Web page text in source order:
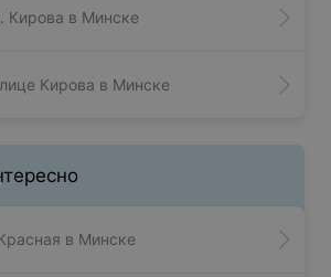
Кирова в Минске
Кирова в Минске
в Минске